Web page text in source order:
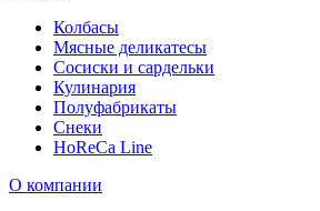
Колбасы
Мясные деликатесы
Сосиски и сардельки
Кулинария
Полуфабрикаты
Снеки
HoReCa Line
О компании